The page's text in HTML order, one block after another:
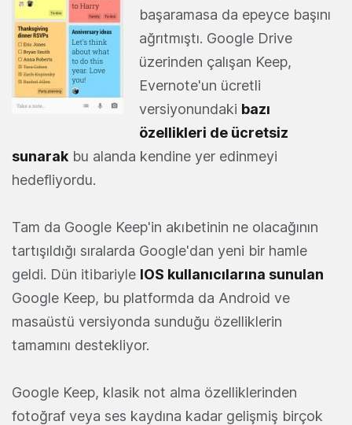
başaramasa da epeyce başını
ağrıtmıştı. Google Drive
üzerinden çalışan Keep,
Evernote'un ücretli
versiyonundaki bazı
özellikleri de ücretsiz
sunarak bu alanda kendine yer edinmeyi
hedefliyordu.
Tam da Google Keep'in akıbetinin ne olacağının
tartışıldığı sıralarda Google'dan yeni bir hamle
geldi. Dün itibariyle IOS kullanıcılarına sunulan
Google Keep, bu platformda da Android ve
masaüstü versiyonda sunduğu özelliklerin
tamamını destekliyor.
Google Keep, klasik not alma özelliklerinden
fotoğraf veya ses kaydına kadar gelişmiş birçok